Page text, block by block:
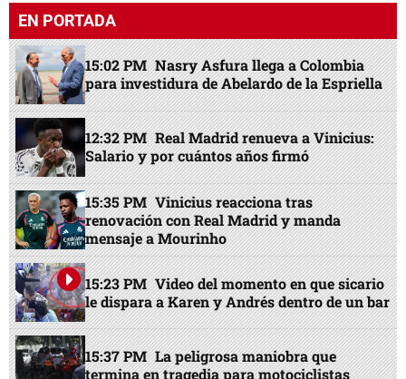
EN PORTADA
15:02 PM Nasry Asfura llega a Colombia
para investidura de Abelardo de la Espriella
12:32 PM Real Madrid renueva a Vinicius:
Salario y por cuántos años firmó
15:35 PM Vinicius reacciona tras
renovación con Real Madrid y manda
mensaje a Mourinho
15:23 PM Video del momento en que sicario
le dispara a Karen y Andrés dentro de un bar
15:37 PM La peligrosa maniobra que
termina en tragedia para motociclistas